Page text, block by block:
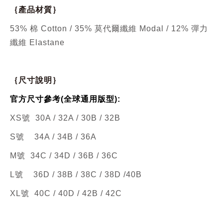
｛產品材質｝
53% 棉 Cotton / 35% 莫代爾纖維 Modal / 12% 彈力
纖維 Elastane
｛尺寸說明｝
官方尺寸參考(全球通用版型):
XS號 30A / 32A / 30B / 32B
S號 34A / 34B / 36A
M號 34C / 34D / 36B / 36C
L號 36D / 38B / 38C / 38D /40B
XL號 40C / 40D / 42B / 42C